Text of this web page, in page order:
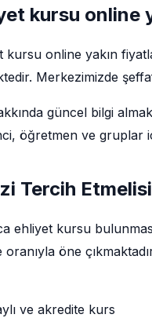
kursu online
kursu online yakın
Merkezimizde
güncel bilgi
öğretmen ve gruplar
Tercih
ehliyet kursu
öne
ve akredite kurs